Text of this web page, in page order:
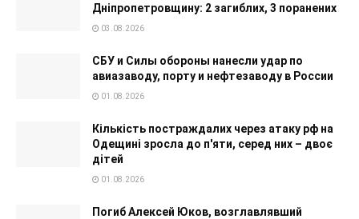
Дніпропетровщину: 2 загиблих, 3 поранених
03.08.2026
СБУ и Силы обороны нанесли удар по
авиазаводу, порту и нефтезаводу в России
01.08.2026
Кількість постраждалих через атаку рф на
Одещині зросла до п'яти, серед них – двоє
дітей
01.08.2026
Погиб Алексей Юков, возглавлявший